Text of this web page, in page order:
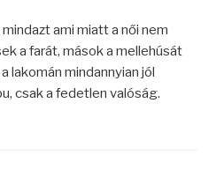
ami miatt a női nem
a farát, mások a mellehúsát
lakomán mindannyian jól
csak a fedetlen valóság.